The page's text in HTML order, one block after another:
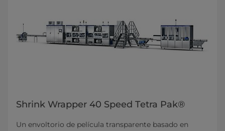
Shrink Wrapper 40 Speed Tetra Pak®
Un envoltorio de película transparente basado en